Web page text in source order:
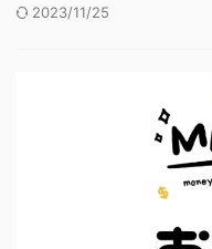
2023/11/25